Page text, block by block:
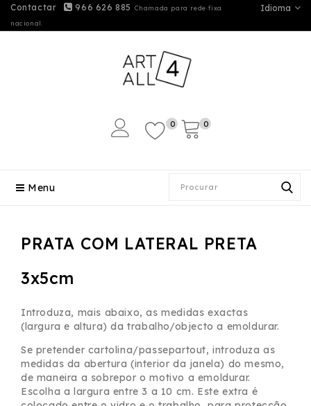
Idioma
Contactar 966 626 885
Chamada para rede fixa
nacional.
0 0
Menu
PRATA COM LATERAL PRETA
3x5cm
Introduza, mais abaixo, as medidas exactas
(largura e altura) da trabalho/objecto a emoldurar.
Se pretender cartolina/passepartout, introduza as
medidas da abertura (interior da janela) do mesmo,
de maneira a sobrepor o motivo a emoldurar.
Escolha a largura entre 3 a 10 cm. Este extra é